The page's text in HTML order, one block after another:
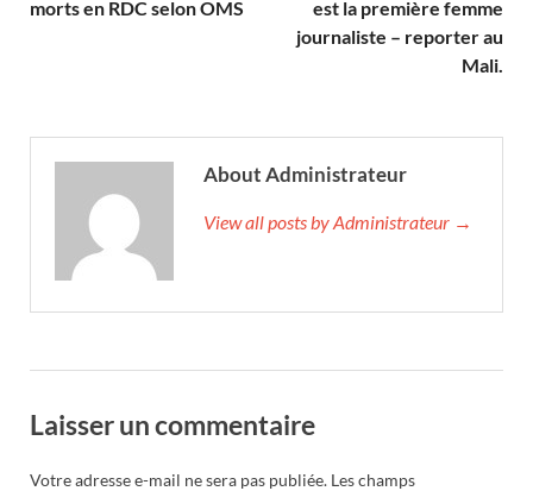
morts en RDC selon OMS
est la première femme
journaliste – reporter au
Mali.
About Administrateur
View all posts by Administrateur →
Laisser un commentaire
Votre adresse e-mail ne sera pas publiée. Les champs